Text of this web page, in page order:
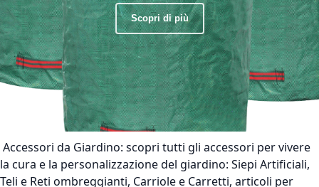
Scopri di più
Accessori da Giardino: scopri tutti gli accessori per vivere
la cura e la personalizzazione del giardino: Siepi Artificiali,
Teli e Reti ombreggianti, Carriole e Carretti, articoli per